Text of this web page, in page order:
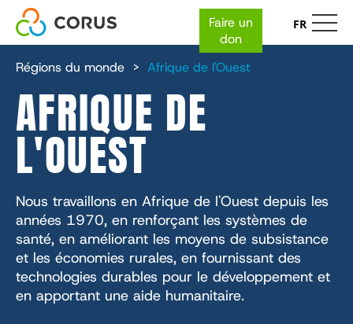
content
FR
NAVIGATION
PRINCIPALE
Qui sommes-nous ?
Nos collaborateurs
Rapports financiers et rapports annuels
Carrières
Nos organisations
Santé mondiale de l'IMA
Lutheran World Relief (en anglais)
CGA Technologies
Investissement de base
Marques des marchés fermiers
Les 5 principes fondamentaux
Lieu
La nutrition
Santé
Connaissances
Expertise
Développement économique
Santé
Action humanitaire
L'éducation
Durabilité environnementale
Comment faire un don
Collecte de fonds en face à face
Donnez là où les besoins sont les plus
grands
À l'école
Impact
Rapports et ressources
Centre des médias
Bulletin d'information InUnison
Services + Solutions
Faire un
don
Régions du monde
Afrique de l'Ouest
AFRIQUE DE
L'OUEST
Nous travaillons en Afrique de l'Ouest depuis les
années 1970, en renforçant les systèmes de
santé, en améliorant les moyens de subsistance
et les économies rurales, en fournissant des
technologies durables pour le développement et
en apportant une aide humanitaire.